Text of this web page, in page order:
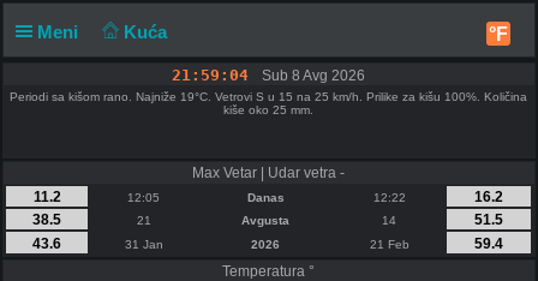
Meni Kuća °F
21:59:05 Sub 8 Avg 2026
Periodi sa kišom rano. Najniže 19°C. Vetrovi S u 15 na 25 km/h. Prilike za kišu 100%. Količina
kiše oko 25 mm.
Max Vetar | Udar vetra -
11.2
12:05 Danas 12:22
16.2
38.5
21 Avgusta 14
51.5
43.6
31 Jan 2026 21 Feb
59.4
Temperatura °